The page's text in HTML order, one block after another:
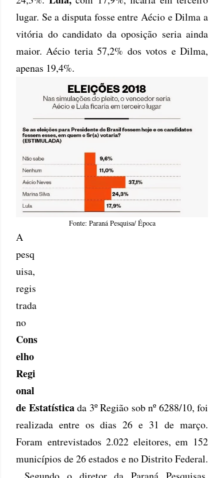
lugar. Se a disputa fosse entre Aécio e Dilma a
vitória do candidato da oposição seria ainda
maior. Aécio teria 57,2% dos votos e Dilma,
apenas 19,4%.
Fonte: Paraná Pesquisa/ Época
A
pesq
uisa,
regis
trada
no
Cons
elho
Regi
onal
de Estatísticada 3º Região sob nº 6288/10, foi
realizada entre os dias 26 e 31 de março.
Foram entrevistados 2.022 eleitores, em 152
municípios de 26 estados e no Distrito Federal.